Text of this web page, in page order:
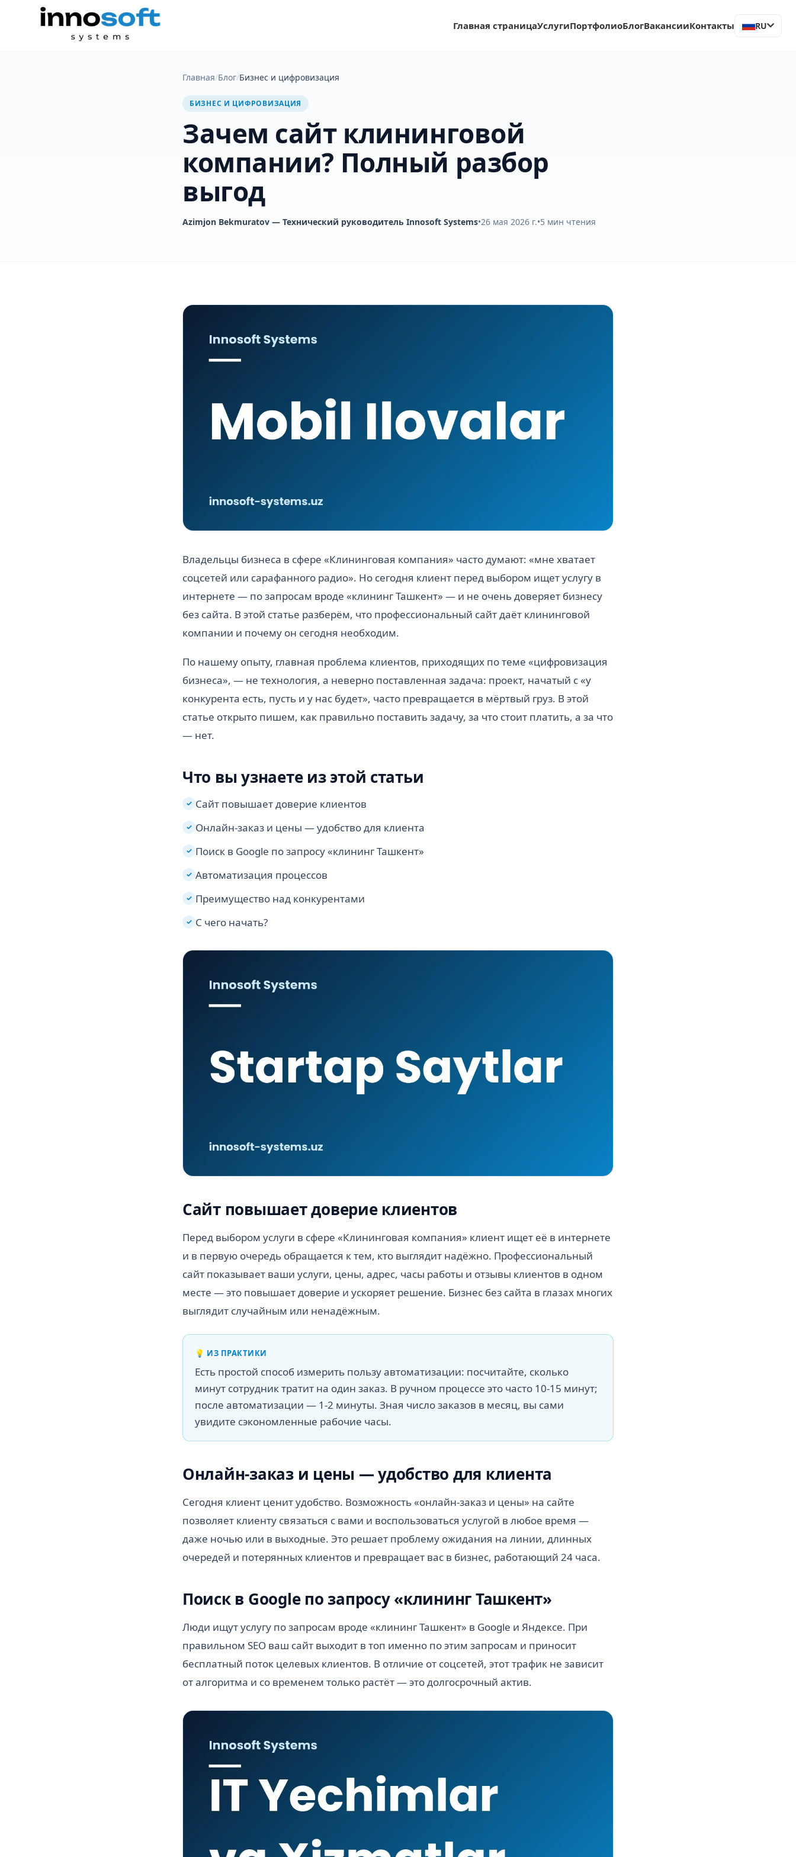
Главная страницаУслугиПортфолиоБлогВакансииКонтакты RU
Главная/Блог/Бизнес и цифровизация
БИЗНЕС И ЦИФРОВИЗАЦИЯ
Зачем сайт клининговой
компании? Полный разбор
выгод
Azimjon Bekmuratov — Технический руководитель Innosoft Systems•26 мая 2026 г.•5 мин чтения
Владельцы бизнеса в сфере «Клининговая компания» часто думают: «мне хватает
соцсетей или сарафанного радио». Но сегодня клиент перед выбором ищет услугу в
интернете — по запросам вроде «клининг Ташкент» — и не очень доверяет бизнесу
без сайта. В этой статье разберём, что профессиональный сайт даёт клининговой
компании и почему он сегодня необходим.
По нашему опыту, главная проблема клиентов, приходящих по теме «цифровизация
бизнеса», — не технология, а неверно поставленная задача: проект, начатый с «у
конкурента есть, пусть и у нас будет», часто превращается в мёртвый груз. В этой
статье открыто пишем, как правильно поставить задачу, за что стоит платить, а за что
— нет.
Что вы узнаете из этой статьи
✓ Сайт повышает доверие клиентов
✓ Онлайн-заказ и цены — удобство для клиента
✓ Поиск в Google по запросу «клининг Ташкент»
✓ Автоматизация процессов
✓ Преимущество над конкурентами
✓ С чего начать?
Сайт повышает доверие клиентов
Перед выбором услуги в сфере «Клининговая компания» клиент ищет её в интернете
и в первую очередь обращается к тем, кто выглядит надёжно. Профессиональный
сайт показывает ваши услуги, цены, адрес, часы работы и отзывы клиентов в одном
месте — это повышает доверие и ускоряет решение. Бизнес без сайта в глазах многих
выглядит случайным или ненадёжным.
💡 ИЗ ПРАКТИКИ
Есть простой способ измерить пользу автоматизации: посчитайте, сколько
минут сотрудник тратит на один заказ. В ручном процессе это часто 10-15 минут;
после автоматизации — 1-2 минуты. Зная число заказов в месяц, вы сами
увидите сэкономленные рабочие часы.
Онлайн-заказ и цены — удобство для клиента
Сегодня клиент ценит удобство. Возможность «онлайн-заказ и цены» на сайте
позволяет клиенту связаться с вами и воспользоваться услугой в любое время —
даже ночью или в выходные. Это решает проблему ожидания на линии, длинных
очередей и потерянных клиентов и превращает вас в бизнес, работающий 24 часа.
Поиск в Google по запросу «клининг Ташкент»
Люди ищут услугу по запросам вроде «клининг Ташкент» в Google и Яндексе. При
правильном SEO ваш сайт выходит в топ именно по этим запросам и приносит
бесплатный поток целевых клиентов. В отличие от соцсетей, этот трафик не зависит
от алгоритма и со временем только растёт — это долгосрочный актив.